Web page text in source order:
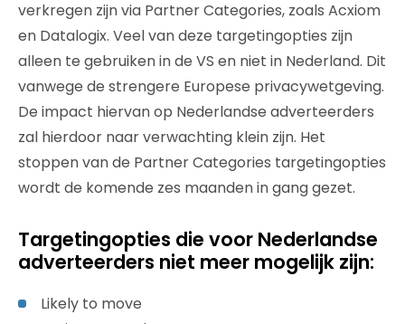
verkregen zijn via Partner Categories, zoals Acxiom
en Datalogix. Veel van deze targetingopties zijn
alleen te gebruiken in de VS en niet in Nederland. Dit
vanwege de strengere Europese privacywetgeving.
De impact hiervan op Nederlandse adverteerders
zal hierdoor naar verwachting klein zijn. Het
stoppen van de Partner Categories targetingopties
wordt de komende zes maanden in gang gezet.
Targetingopties die voor Nederlandse
adverteerders niet meer mogelijk zijn:
Likely to move